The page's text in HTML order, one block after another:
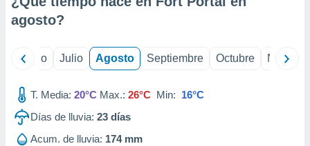
e
publicidad
publicidad
agosto?
Junio Julio Agosto Septiembre Octubre
T. Media: 20°C Max.: 26°C Min: 16°C
Días de lluvia: 23 días
Acum. de lluvia: 174 mm